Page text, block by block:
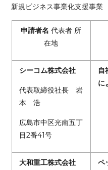
新規ビジネス事業化支援事
申請者名 代表者 所
在地
シーコム株式会社
代表取締役社長 岩
本 浩
広島市中区光南五丁
目2番41号
自
に
大和重工株式会社
ペ